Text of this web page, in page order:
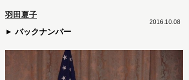
羽田夏子
バックナンバー
2016.10.08